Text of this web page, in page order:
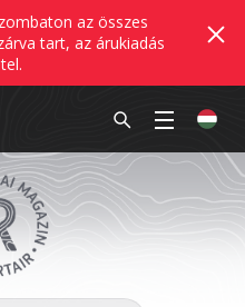
az összes
tart, az árukiadás